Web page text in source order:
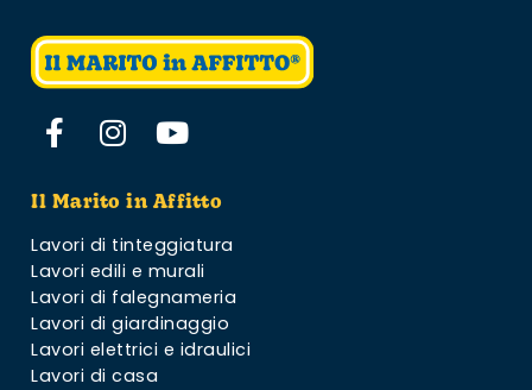
Il Marito in Affitto
Lavori di tinteggiatura
Lavori edili e murali
Lavori di falegnameria
Lavori di giardinaggio
Lavori elettrici e idraulici
Lavori di casa